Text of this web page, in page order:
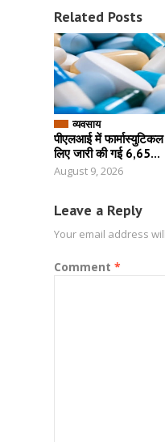
Related Posts
व्यवसाय
पीएलआई में
लिए जारी की गई 6,65...
August 9, 2026
Leave a Reply
Your email address
Comment *